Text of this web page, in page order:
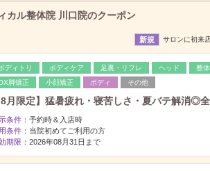
カル整体院 川口院のクーポン
新規 サロンに初来
ディトリ ボディケア 足裏・リフレ ヘッド 整体
脚矯正
小顔矯正 ボディ その他
8月限定】猛暑疲れ・寝苦しさ・夏バテ解消◎
条件： 予約時＆入店時
条件： 当院初めてご利用の方
期限： 2026年08月31日まで